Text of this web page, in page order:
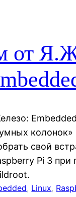
от
колонок»
свой
Pi 3
, Linux,